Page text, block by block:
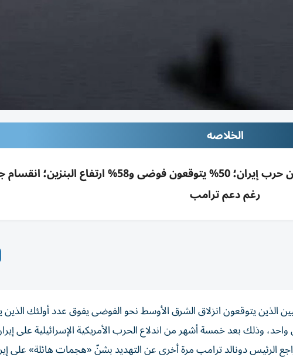
الخلاصه
استطلاع رويترز/إبسوس: 35% فقط يدعمون حرب إيران؛ 50% يتوقعون فوضى و58%
رغم دعم ترامب
الذين يتوقعون انزلاق الشرق الأوسط نحو الفوضى يفوق عدد أولئك
وذلك بعد خمسة ‌أشهر من اندلاع الحرب الأمريكية الإسرائيلية على
الرئيس دونالد ترامب مرة أخرى عن التهديد بشنّ «هجمات هائلة» على